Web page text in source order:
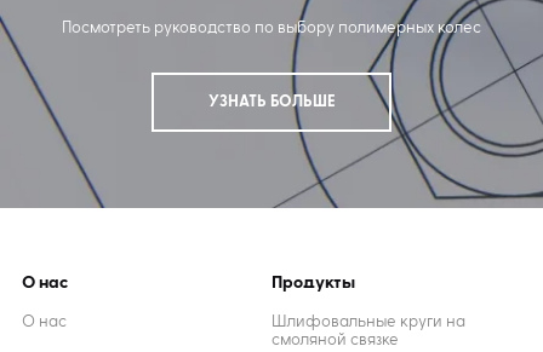
Посмотреть руководство по выбору полимерных колес
УЗНАТЬ БОЛЬШЕ
О нас
О нас
Продукты
Шлифовальные круги на
смоляной связке